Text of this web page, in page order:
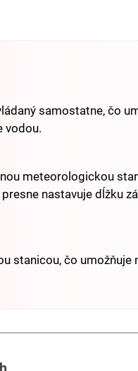
samostatne, čo
vodou.
meteorologickou
nastavuje dĺžku
stanicou, čo